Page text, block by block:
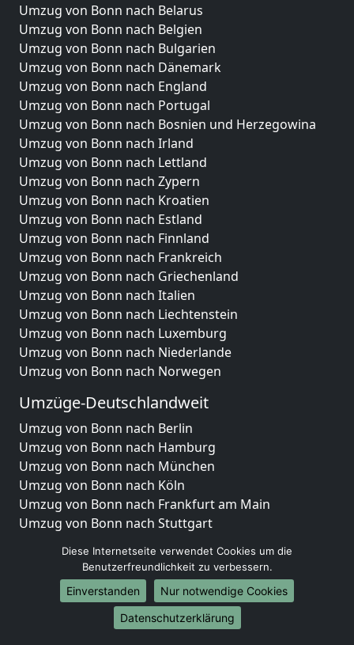
Umzug von Bonn nach Belarus
Umzug von Bonn nach Belgien
Umzug von Bonn nach Bulgarien
Umzug von Bonn nach Dänemark
Umzug von Bonn nach England
Umzug von Bonn nach Portugal
Umzug von Bonn nach Bosnien und Herzegowina
Umzug von Bonn nach Irland
Umzug von Bonn nach Lettland
Umzug von Bonn nach Zypern
Umzug von Bonn nach Kroatien
Umzug von Bonn nach Estland
Umzug von Bonn nach Finnland
Umzug von Bonn nach Frankreich
Umzug von Bonn nach Griechenland
Umzug von Bonn nach Italien
Umzug von Bonn nach Liechtenstein
Umzug von Bonn nach Luxemburg
Umzug von Bonn nach Niederlande
Umzug von Bonn nach Norwegen
Umzüge-Deutschlandweit
Umzug von Bonn nach Berlin
Umzug von Bonn nach Hamburg
Umzug von Bonn nach München
Umzug von Bonn nach Köln
Umzug von Bonn nach Frankfurt am Main
Umzug von Bonn nach Stuttgart
Umzug von Bonn nach Leipzig
Umzug von Bonn nach Dortmund
Umzug von Bonn nach Essen
Umzug von Bonn nach Bremen
Diese Internetseite verwendet Cookies um die
Benutzerfreundlichkeit zu verbessern.
Einverstanden
Nur notwendige Cookies
Datenschutzerklärung